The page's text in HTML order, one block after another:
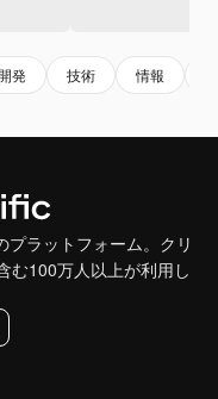
発 技術 情報
ラットフォーム。クリ
む100万人以上が利用し